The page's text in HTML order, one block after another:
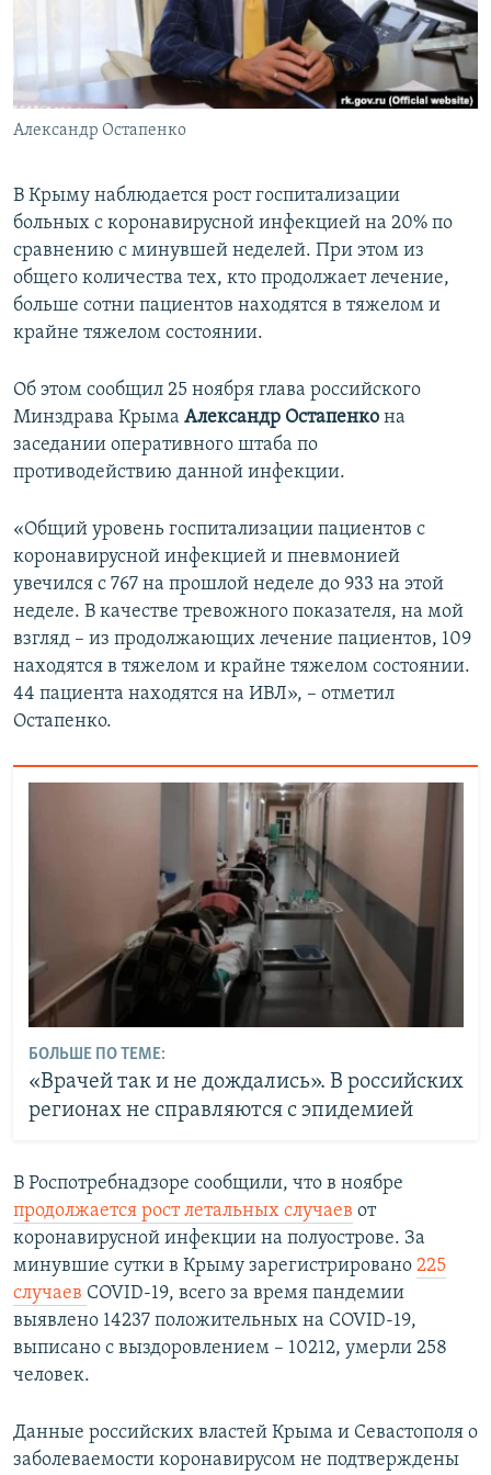
ПОБЕДИТЕЛЕЙ НЕ СУДЯТ?
КРЫМ.НЕПОКОРЕННЫЙ
ELIFBE
УКРАИНСКАЯ ПРОБЛЕМА КРЫМА
ПРИСОЕДИНЯЙТЕСЬ!
Александр Остапенко
В Крыму наблюдается рост госпитализации
больных с коронавирусной инфекцией на 20% по
сравнению с минувшей неделей. При этом из
общего количества тех, кто продолжает лечение,
больше сотни пациентов находятся в тяжелом и
крайне тяжелом состоянии.
Об этом сообщил 25 ноября глава российского
Минздрава Крыма Александр Остапенко на
заседании оперативного штаба по
противодействию данной инфекции.
«Общий уровень госпитализации пациентов с
коронавирусной инфекцией и пневмонией
увечился с 767 на прошлой неделе до 933 на этой
неделе. В качестве тревожного показателя, на мой
взгляд – из продолжающих лечение пациентов, 109
находятся в тяжелом и крайне тяжелом состоянии.
44 пациента находятся на ИВЛ», – отметил
Остапенко.
БОЛЬШЕ ПО ТЕМЕ:
«Врачей так и не дождались». В российских
регионах не справляются с эпидемией
В Роспотребнадзоре сообщили, что в ноябре
продолжается рост летальных случаев от
коронавирусной инфекции на полуострове. За
минувшие сутки в Крыму зарегистрировано 225
случаев COVID-19, всего за время пандемии
выявлено 14237 положительных на COVID-19,
выписано с выздоровлением – 10212, умерли 258
человек.
Данные российских властей Крыма и Севастополя о
заболеваемости коронавирусом не подтверждены